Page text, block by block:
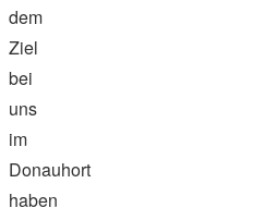
dem
Ziel
bei
uns
im
Donauhort
haben